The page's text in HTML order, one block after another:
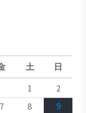
土
日
1
2
7 8
9